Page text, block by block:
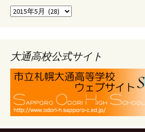
ア
ブ
大通高校公式サイト